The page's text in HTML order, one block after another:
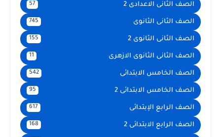
الصف الثانى الاعدادى 2 57
الصف الثانى الثانوى 745
الصف الثانى الثانوى 2 155
الصف الثانى الثانوى الازهرى 11
الصف الخامس الابتدائى 542
الصف الخامس الابتدائى 2 95
الصف الرابع الإبتدائى 617
الصف الرابع الابتدائى 2 168